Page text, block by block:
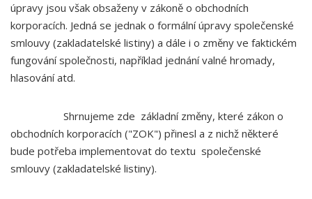
úpravy jsou však obsaženy v zákoně o obchodních
korporacích. Jedná se jednak o formální úpravy společenské
smlouvy (zakladatelské listiny) a dále i o změny ve faktickém
fungování společnosti, například jednání valné hromady,
hlasování atd.
Shrnujeme zde základní změny, které zákon o
obchodních korporacích ("ZOK") přinesl a z nichž některé
bude potřeba implementovat do textu společenské
smlouvy (zakladatelské listiny).